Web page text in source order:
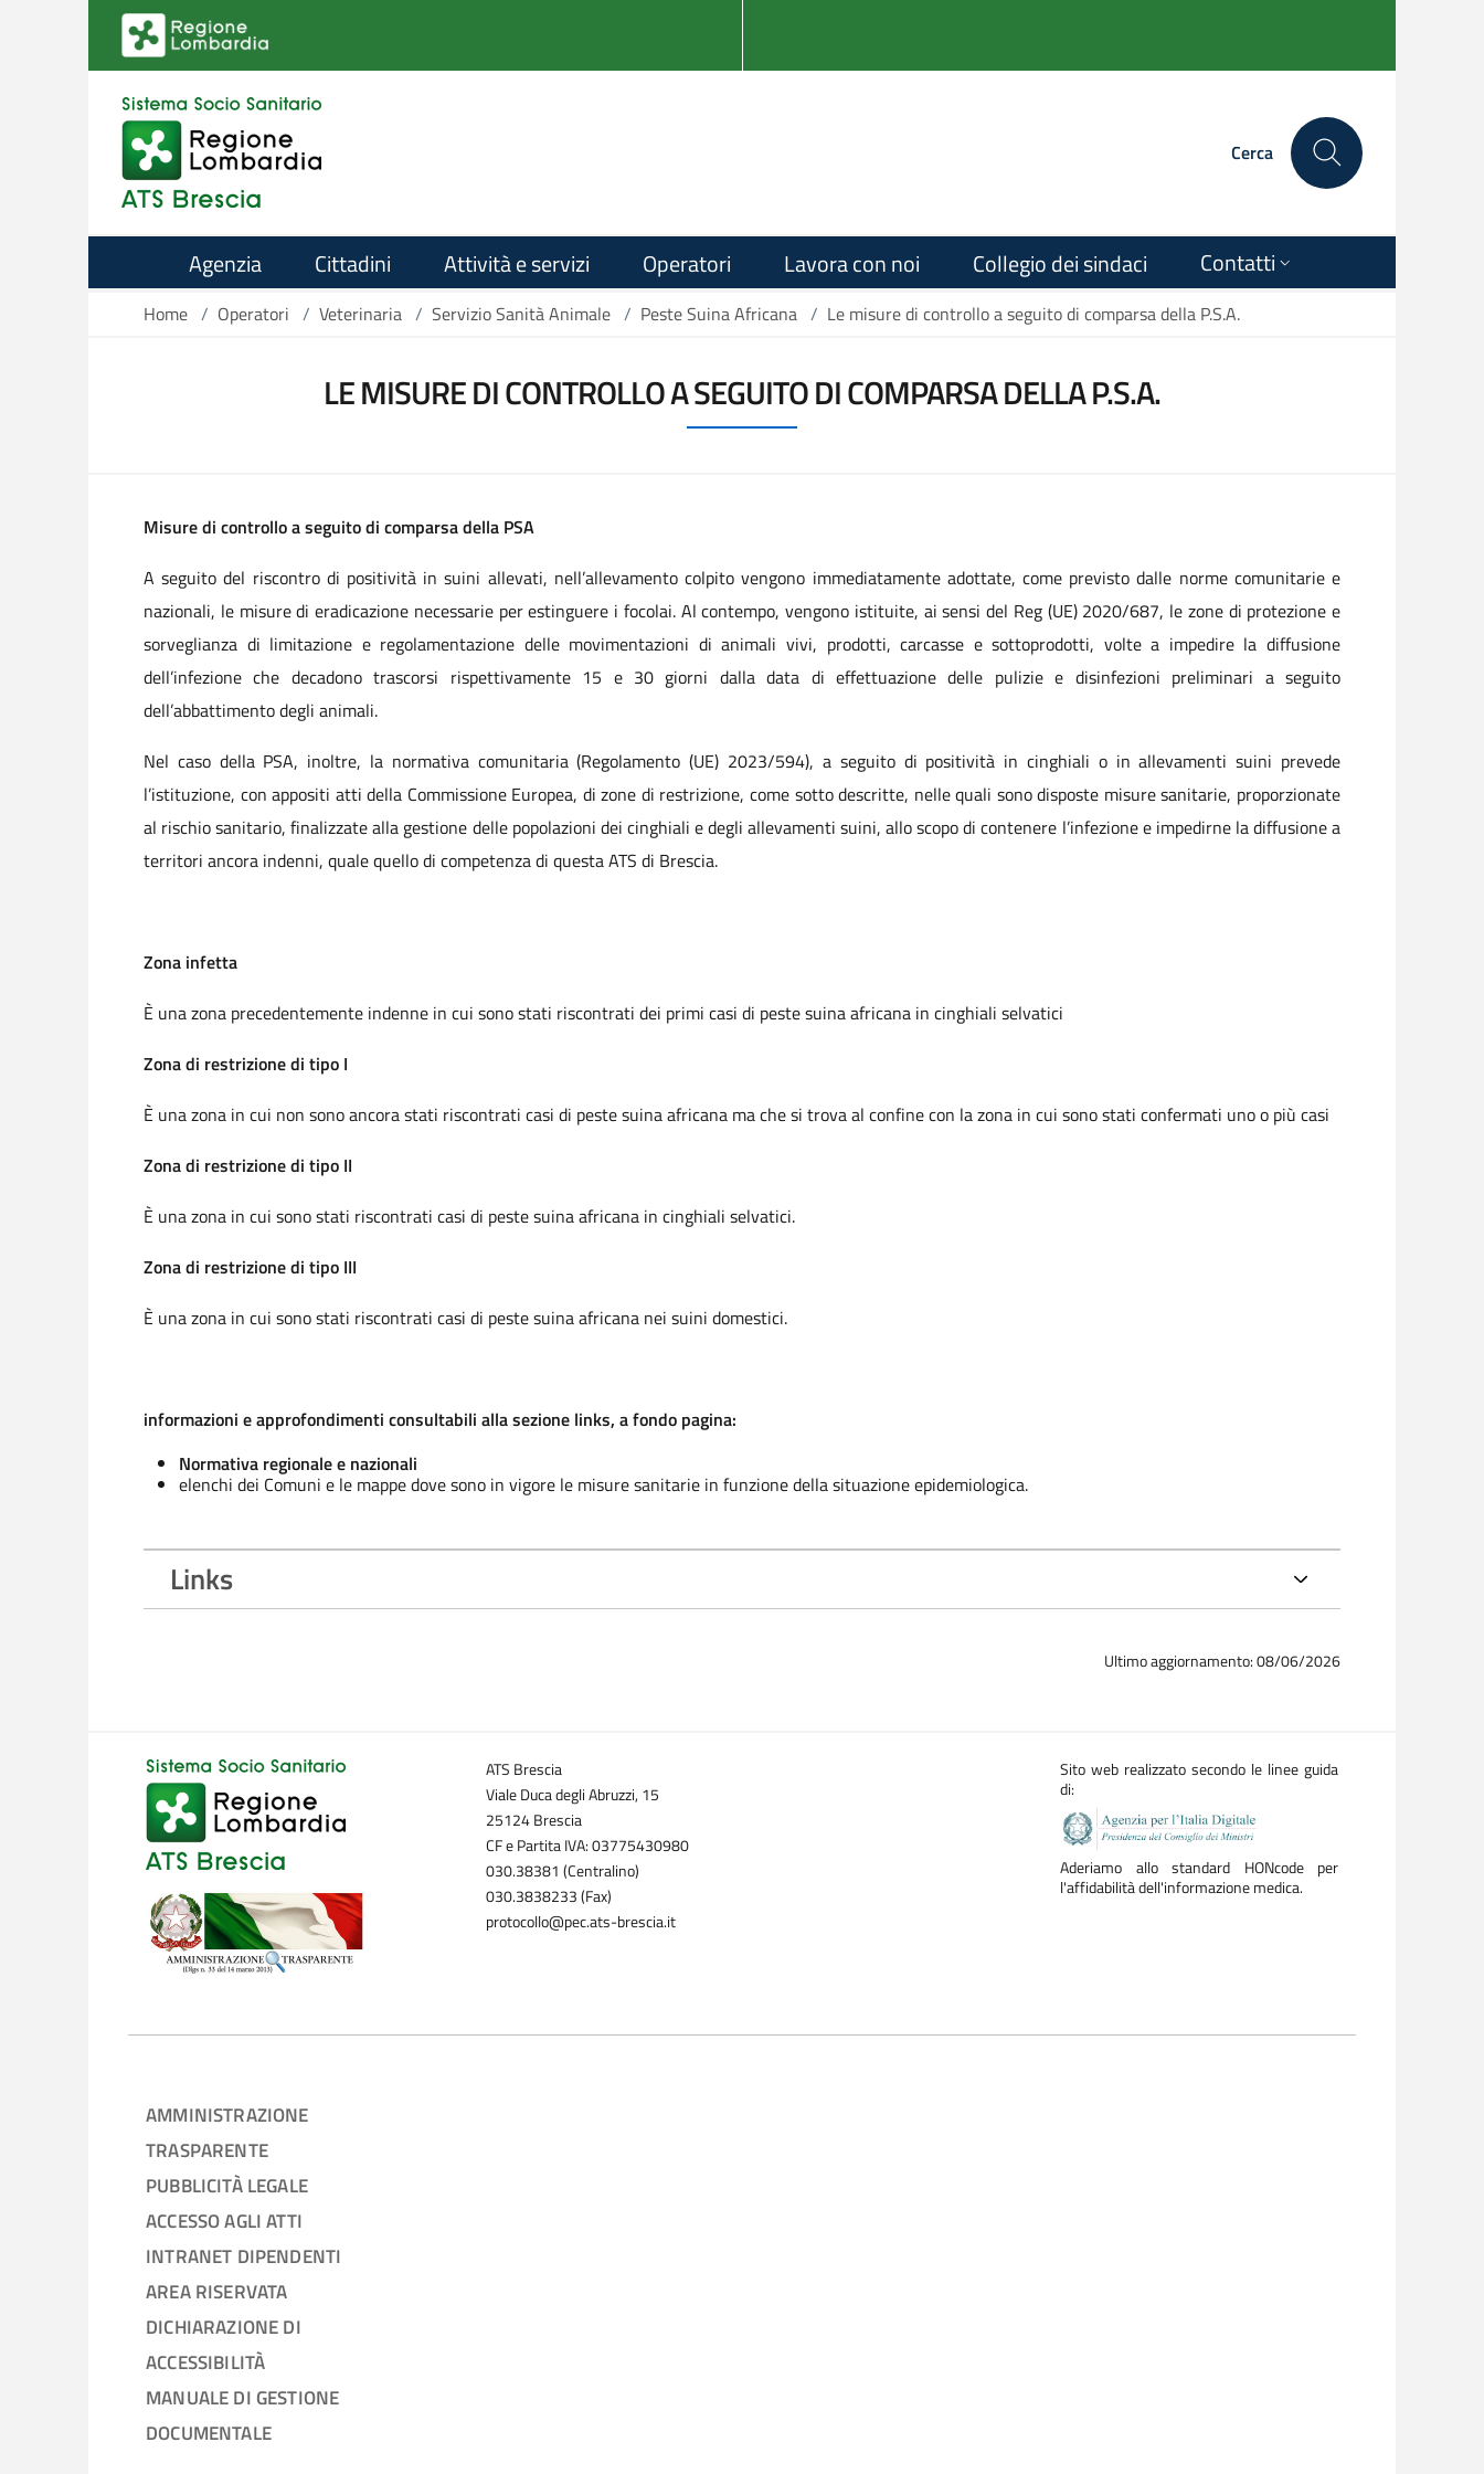
Salta al contenuto principale
Cerca
Agenzia Cittadini Attività e servizi Operatori Lavora con noi Collegio dei sindaci Contatti
Home / Operatori / Veterinaria / Servizio Sanità Animale / Peste Suina Africana / Le misure di controllo a seguito di comparsa della P.S.A.
LE MISURE DI CONTROLLO A SEGUITO DI COMPARSA DELLA P.S.A.
Misure di controllo a seguito di comparsa della PSA
A seguito del riscontro di positività in suini allevati, nell’allevamento colpito vengono immediatamente adottate, come previsto dalle norme comunitarie e
nazionali, le misure di eradicazione necessarie per estinguere i focolai. Al contempo, vengono istituite, ai sensi del Reg (UE) 2020/687, le zone di protezione e
sorveglianza di limitazione e regolamentazione delle movimentazioni di animali vivi, prodotti, carcasse e sottoprodotti, volte a impedire la diffusione
dell’infezione che decadono trascorsi rispettivamente 15 e 30 giorni dalla data di effettuazione delle pulizie e disinfezioni preliminari a seguito
dell’abbattimento degli animali.
Nel caso della PSA, inoltre, la normativa comunitaria (Regolamento (UE) 2023/594), a seguito di positività in cinghiali o in allevamenti suini prevede
l’istituzione, con appositi atti della Commissione Europea, di zone di restrizione, come sotto descritte, nelle quali sono disposte misure sanitarie, proporzionate
al rischio sanitario, finalizzate alla gestione delle popolazioni dei cinghiali e degli allevamenti suini, allo scopo di contenere l’infezione e impedirne la diffusione a
territori ancora indenni, quale quello di competenza di questa ATS di Brescia.
Zona infetta
È una zona precedentemente indenne in cui sono stati riscontrati dei primi casi di peste suina africana in cinghiali selvatici
Zona di restrizione di tipo I
È una zona in cui non sono ancora stati riscontrati casi di peste suina africana ma che si trova al confine con la zona in cui sono stati confermati uno o più casi
Zona di restrizione di tipo II
È una zona in cui sono stati riscontrati casi di peste suina africana in cinghiali selvatici.
Zona di restrizione di tipo III
È una zona in cui sono stati riscontrati casi di peste suina africana nei suini domestici.
informazioni e approfondimenti consultabili alla sezione links, a fondo pagina:
Normativa regionale e nazionali
elenchi dei Comuni e le mappe dove sono in vigore le misure sanitarie in funzione della situazione epidemiologica.
Links
Ultimo aggiornamento: 08/06/2026
ATS Brescia
Viale Duca degli Abruzzi, 15
25124 Brescia
CF e Partita IVA: 03775430980
030.38381 (Centralino)
030.3838233 (Fax)
protocollo@pec.ats-brescia.it
Sito web realizzato secondo le linee guida
di:
Aderiamo allo standard HONcode per
l'affidabilità dell'informazione medica.
AMMINISTRAZIONE
TRASPARENTE
PUBBLICITÀ LEGALE
ACCESSO AGLI ATTI
INTRANET DIPENDENTI
AREA RISERVATA
DICHIARAZIONE DI
ACCESSIBILITÀ
MANUALE DI GESTIONE
DOCUMENTALE